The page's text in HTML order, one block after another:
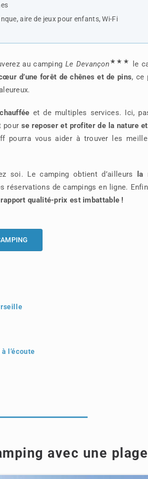
aire de jeux pour enfants, Wi-Fi
au camping Le Devançon★★★
le
d’une forêt de chênes et de pins, ce
et de multiples services. Ici,
pour se reposer et profiter de la nature
pourra vous aider à trouver les
soi. Le camping obtient d’ailleurs
la
réservations de campings en ligne.
rapport qualité-prix est imbattable !
l’écoute
avec une